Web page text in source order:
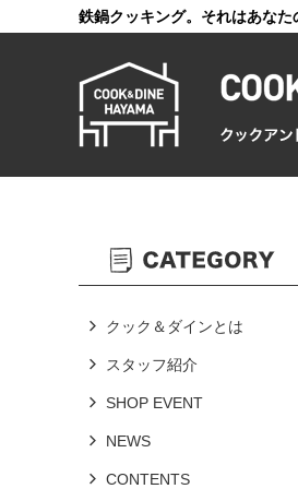
鉄鍋クッキング。それはあなた
クック＆ダインとは
スタッフ紹介
SHOP EVENT
NEWS
CONTENTS